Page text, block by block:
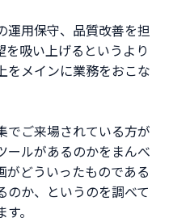
運用保守、品質改善を担
吸い上げるというより
をメインに業務をおこな
でご来場されている方が
ールがあるのかをまんべ
がどういったものである
のか、というのを調べて
。